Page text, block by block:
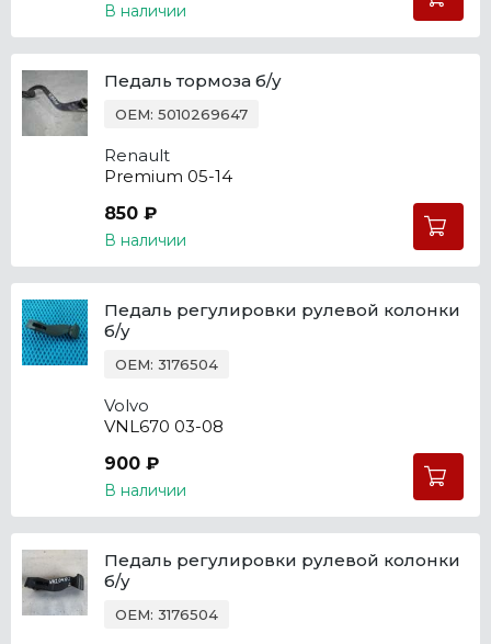
В наличии
Педаль тормоза б/у
OEM: 5010269647
Renault
Premium 05-14
850 ₽
В наличии
Педаль регулировки рулевой колонки
б/у
OEM: 3176504
Volvo
VNL670 03-08
900 ₽
В наличии
Педаль регулировки рулевой колонки
б/у
OEM: 3176504